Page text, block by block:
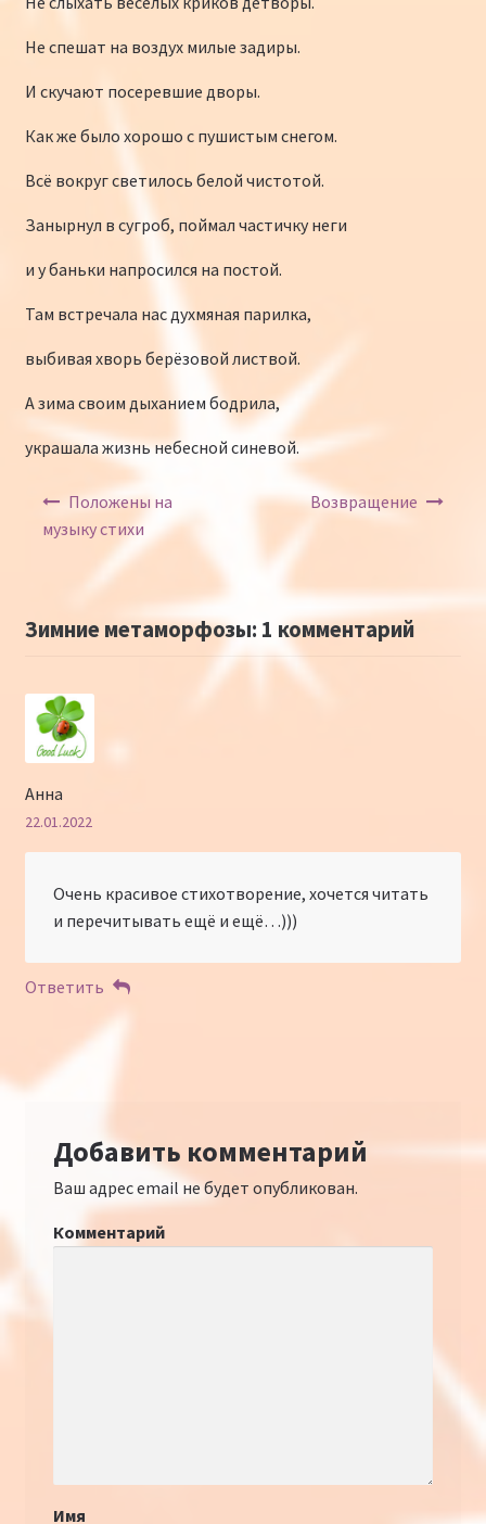
Не спешат на воздух милые задиры.
И скучают посеревшие дворы.
Как же было хорошо с пушистым снегом.
Всё вокруг светилось белой чистотой.
Занырнул в сугроб, поймал частичку неги
и у баньки напросился на постой.
Там встречала нас духмяная парилка,
выбивая хворь берёзовой листвой.
А зима своим дыханием бодрила,
украшала жизнь небесной синевой.
Навигация по записям
Положены на
музыку стихи
Возвращение
Зимние метаморфозы: 1 комментарий
Анна
22.01.2022
Очень красивое стихотворение, хочется читать
и перечитывать ещё и ещё…)))
Ответить
Добавить комментарий
Ваш адрес email не будет опубликован.
Комментарий
Имя